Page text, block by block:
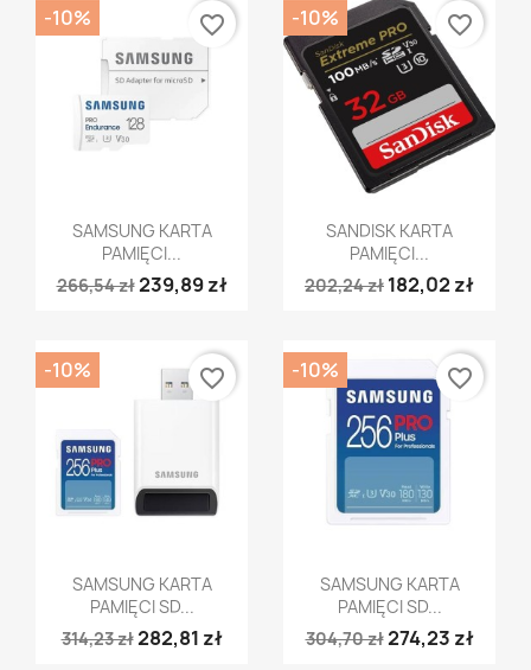
Szybki podgląd
SAMSUNG KARTA
PAMIĘCI...
266,54 zł239,89 zł
-10% favorite_border
Szybki podgląd
SANDISK KARTA
PAMIĘCI...
202,24 zł 182,02 zł
-10% favorite_border
Szybki podgląd
SAMSUNG KARTA
PAMIĘCI SD...
314,23 zł282,81 zł
-10% favorite_border
Szybki podgląd
SAMSUNG KARTA
PAMIĘCI SD...
304,70 zł274,23 zł
-10% favorite_border